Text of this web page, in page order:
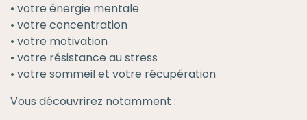
• votre énergie mentale
• votre concentration
• votre motivation
• votre résistance au stress
• votre sommeil et votre récupération
Vous découvrirez notamment :